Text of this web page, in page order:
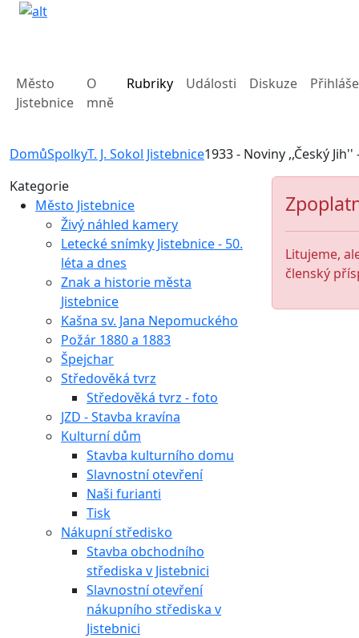
Město
Jistebnice
O
mně
Rubriky Události Diskuze
DomůSpolkyT. J. Sokol Jistebnice1933 - Noviny ,,Český
Litujeme,
členský
Kategorie
Město Jistebnice
Živý náhled kamery
Letecké snímky Jistebnice - 50.
léta a dnes
Znak a historie města
Jistebnice
Kašna sv. Jana Nepomuckého
Požár 1880 a 1883
Špejchar
Středověká tvrz
Středověká tvrz - foto
JZD - Stavba kravína
Kulturní dům
Stavba kulturního domu
Slavnostní otevření
Naši furianti
Tisk
Nákupní středisko
Stavba obchodního
střediska v Jistebnici
Slavnostní otevření
nákupního střediska v
Jistebnici